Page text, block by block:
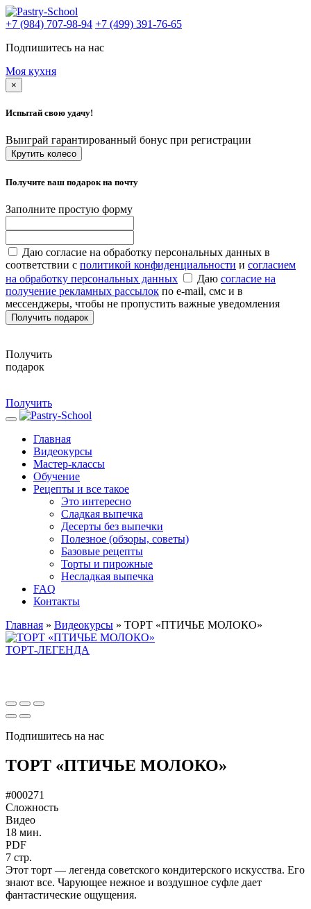
+7 (984) 707-98-94 +7 (499) 391-76-65
Подпишитесь на нас
Моя кухня
×
Испытай свою удачу!
Выиграй гарантированный бонус при регистрации
Крутить колесо
Получите ваш подарок на почту
Заполните простую форму
Даю согласие на обработку персональных данных в
соответствии с политикой конфиденциальности и согласием
на обработку персональных данных
Даю согласие на
получение рекламных рассылок по e-mail, смс и в
мессенджеры, чтобы не пропустить важные уведомления
Получить подарок
Получить
подарок
Получить
Главная
Видеокурсы
Мастер-классы
Обучение
Рецепты и все такое
Это интересно
Сладкая выпечка
Десерты без выпечки
Полезное (обзоры, советы)
Базовые рецепты
Торты и пирожные
Несладкая выпечка
FAQ
Контакты
Главная » Видеокурсы » ТОРТ «ПТИЧЬЕ МОЛОКО»
ТОРТ-ЛЕГЕНДА
Подпишитесь на нас
ТОРТ «ПТИЧЬЕ МОЛОКО»
#000271
Сложность
Видео
18 мин.
PDF
7 стр.
Этот торт — легенда советского кондитерского искусства. Его
знают все. Чарующее нежное и воздушное суфле дает
фантастические ощущения.